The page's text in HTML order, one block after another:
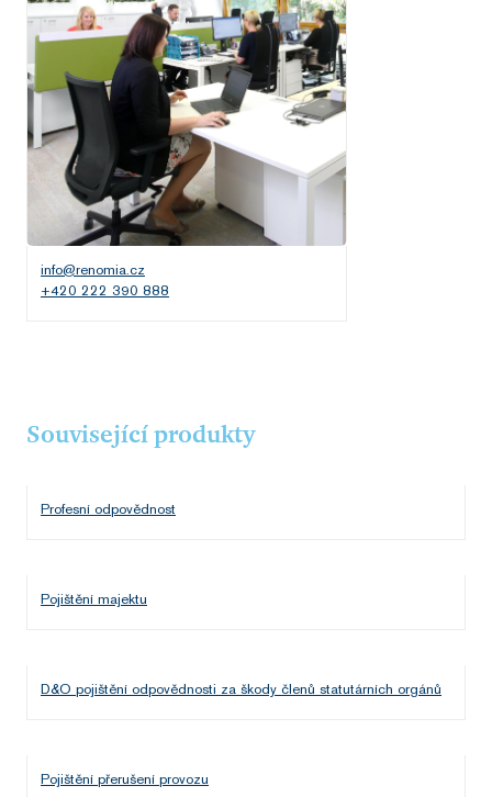
info@renomia.cz
+420 222 390 888
Související produkty
Profesní odpovědnost
Pojištění majektu
D&O pojištění odpovědnosti za škody členů statutárních orgánů
Pojištění přerušení provozu